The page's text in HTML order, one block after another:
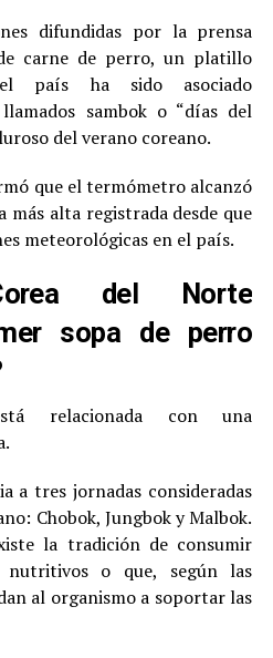
difundidas por la prensa
carne de perro, un platillo
país ha sido asociado
sambok o “días del
del verano coreano.
que el termómetro alcanzó
alta registrada desde que
meteorológicas en el país.
del Norte
sopa de perro
relacionada con una
a tres jornadas consideradas
Chobok, Jungbok y Malbok.
la tradición de consumir
nutritivos o que, según las
al organismo a soportar las